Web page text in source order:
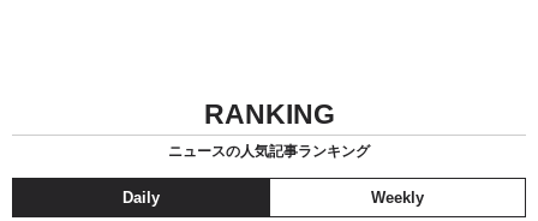
RANKING
ニュースの人気記事ランキング
Daily Weekly